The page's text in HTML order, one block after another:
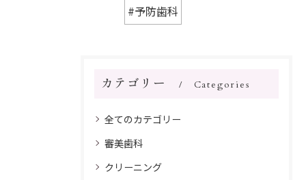
#予防歯科
カテゴリー Categories
全てのカテゴリー
審美歯科
クリーニング